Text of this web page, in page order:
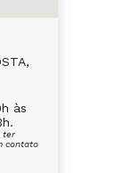
às
ter
contato